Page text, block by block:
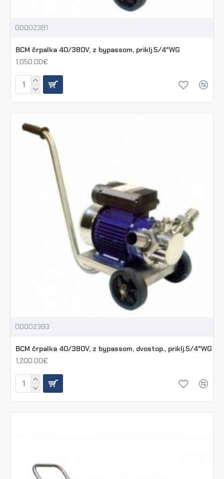
00002381
BCM črpalka 40/380V, z bypassom, priklj.5/4"WG
1,050.00€
00002383
BCM črpalka 40/380V, z bypassom, dvostop., priklj.5/4"WG
1,200.00€